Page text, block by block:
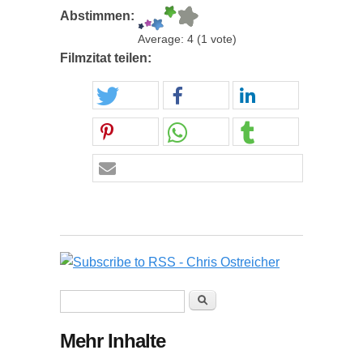
Abstimmen:
Average: 4 (1 vote)
Filmzitat teilen:
Suche
Mehr Inhalte